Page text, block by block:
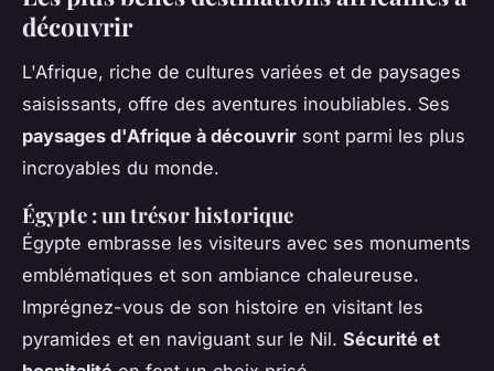
découvrir
L'Afrique, riche de cultures variées et de paysages
saisissants, offre des aventures inoubliables. Ses
paysages d'Afrique à découvrir sont parmi les plus
incroyables du monde.
Égypte : un trésor historique
Égypte embrasse les visiteurs avec ses monuments
emblématiques et son ambiance chaleureuse.
Imprégnez-vous de son histoire en visitant les
pyramides et en naviguant sur le Nil. Sécurité et